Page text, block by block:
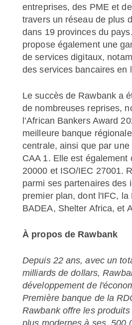
entreprises, des PME et
travers un réseau de plus
dans 19 provinces du
propose également une
de services digitaux,
des services bancaires en
Le succès de Rawbank a
de nombreuses reprises,
l’African Bankers Award
meilleure banque
centrale, ainsi que par une
CAA 1. Elle est également
20000 et ISO/IEC 27001.
parmi ses partenaires des
premier plan, dont l'IFC, la
BADEA, Shelter Africa, et
À propos de Rawbank
Depuis 22 ans, avec un
milliards de dollars,
développement de
Première banque de la
Rawbank offre les
plus modernes à ses 500